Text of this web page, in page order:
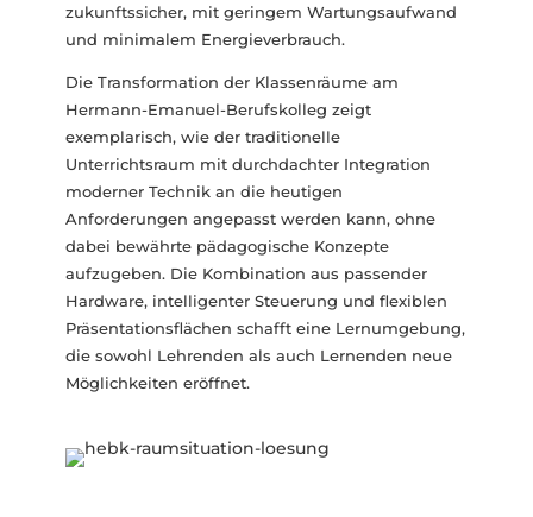
zukunftssicher, mit geringem Wartungsaufwand
und minimalem Energieverbrauch.
Die Transformation der Klassenräume am
Hermann-Emanuel-Berufskolleg zeigt
exemplarisch, wie der traditionelle
Unterrichtsraum mit durchdachter Integration
moderner Technik an die heutigen
Anforderungen angepasst werden kann, ohne
dabei bewährte pädagogische Konzepte
aufzugeben. Die Kombination aus passender
Hardware, intelligenter Steuerung und flexiblen
Präsentationsflächen schafft eine Lernumgebung,
die sowohl Lehrenden als auch Lernenden neue
Möglichkeiten eröffnet.